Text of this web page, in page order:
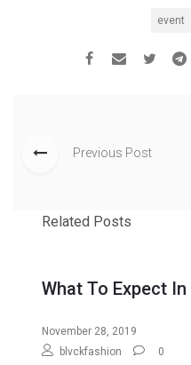
event
Previous Post
Related Posts
What To Expect
November 28, 2019
blvckfashion
0